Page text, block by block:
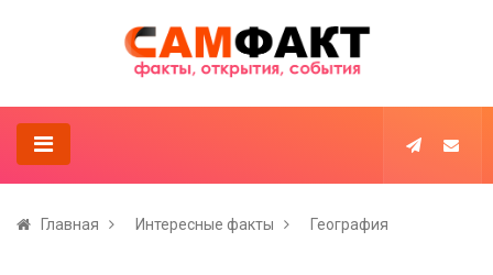
Главная Интересные факты География